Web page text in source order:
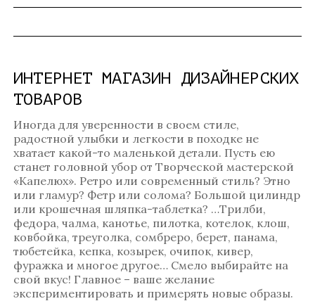
ИНТЕРНЕТ МАГАЗИН ДИЗАЙНЕРСКИХ
ТОВАРОВ
Иногда для уверенности в своем стиле,
радостной улыбки и легкости в походке не
хватает какой-то маленькой детали. Пусть ею
станет головной убор от Творческой мастерской
«Капелюх». Ретро или современный стиль? Этно
или гламур? Фетр или солома? Большой цилиндр
или крошечная шляпка-таблетка? …Трилби,
федора, чалма, канотье, пилотка, котелок, клош,
ковбойка, треуголка, сомбреро, берет, панама,
тюбетейка, кепка, козырек, очипок, кивер,
фуражка и многое другое… Смело выбирайте на
свой вкус! Главное – ваше желание
экспериментировать и примерять новые образы.